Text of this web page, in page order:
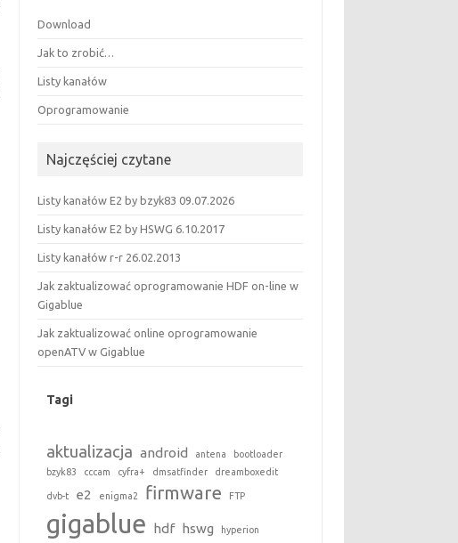
Download
Jak to zrobić…
Listy kanałów
Oprogramowanie
Najczęściej czytane
Listy kanałów E2 by bzyk83 09.07.2026
Listy kanałów E2 by HSWG 6.10.2017
Listy kanałów r-r 26.02.2013
Jak zaktualizować oprogramowanie HDF on-line w
Gigablue
Jak zaktualizować online oprogramowanie
openATV w Gigablue
Tagi
aktualizacja android antena
bootloader
bzyk83
cccam cyfra+ dmsatfinder dreamboxedit
dvb-t e2 enigma2 firmware FTP
gigablue hdf hswg hyperion